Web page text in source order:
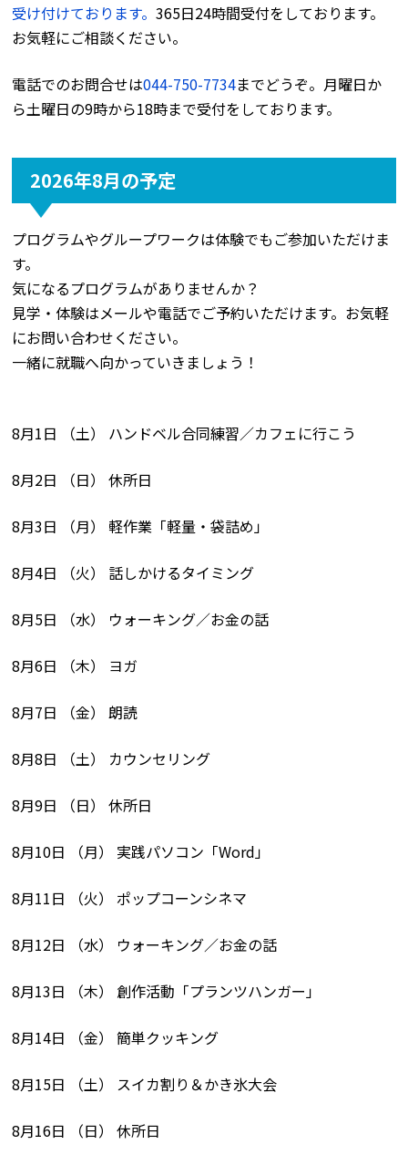
受け付けております。365日24時間受付をしております。
お気軽にご相談ください。
電話でのお問合せは044-750-7734までどうぞ。月曜日か
ら土曜日の9時から18時まで受付をしております。
2026年8月の予定
プログラムやグループワークは体験でもご参加いただけま
す。
気になるプログラムがありませんか？
見学・体験はメールや電話でご予約いただけます。お気軽
にお問い合わせください。
一緒に就職へ向かっていきましょう！
8月1日 （土） ハンドベル合同練習／カフェに行こう
8月2日 （日） 休所日
8月3日 （月） 軽作業「軽量・袋詰め」
8月4日 （火） 話しかけるタイミング
8月5日 （水） ウォーキング／お金の話
8月6日 （木） ヨガ
8月7日 （金） 朗読
8月8日 （土） カウンセリング
8月9日 （日） 休所日
8月10日 （月） 実践パソコン「Word」
8月11日 （火） ポップコーンシネマ
8月12日 （水） ウォーキング／お金の話
8月13日 （木） 創作活動「プランツハンガー」
8月14日 （金） 簡単クッキング
8月15日 （土） スイカ割り＆かき氷大会
8月16日 （日） 休所日